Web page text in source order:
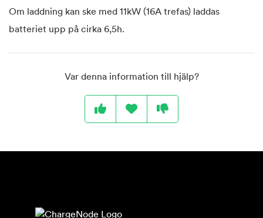
Om laddning kan ske med 11kW (16A trefas) laddas
batteriet upp på cirka 6,5h.
Var denna information till hjälp?